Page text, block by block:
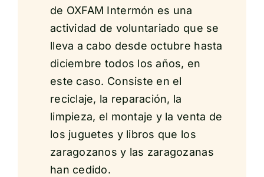
de OXFAM Intermón es una
actividad de voluntariado que se
lleva a cabo desde octubre hasta
diciembre todos los años, en
este caso. Consiste en el
reciclaje, la reparación, la
limpieza, el montaje y la venta de
los juguetes y libros que los
zaragozanos y las zaragozanas
han cedido.